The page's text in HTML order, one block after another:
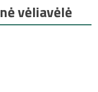
vėliavėlė